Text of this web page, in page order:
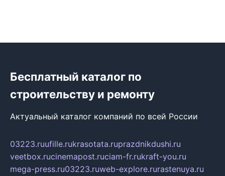
Бесплатный каталог по
строительству и ремонту
Актуальный каталог компаний по всей России
03223.ruufille.rukrasotata.ruprazdnikdushi.ru
veetbox.rucinemapost.ruciam-fr.rukraft-you.ru
mega-press.ru03223.ruweb-explore.rurastenuya.ru